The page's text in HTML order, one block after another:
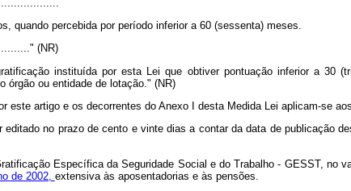
quando percebida por período inferior a 60 (sessenta) meses.
(NR)
instituída por esta Lei que obtiver pontuação inferior a 30
órgão ou entidade de lotação." (NR)
este artigo e os decorrentes do Anexo I desta Medida Lei aplicam-se
no prazo de cento e vinte dias a contar da data de publicação
Específica da Seguridade Social e do Trabalho - GESST, no
de 2002, extensiva às aposentadorias e às pensões.